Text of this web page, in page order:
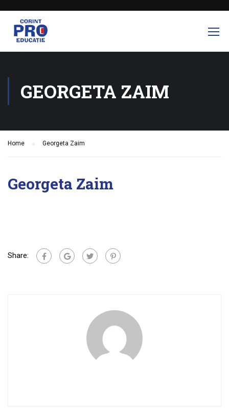
GEORGETA ZAIM
Home Georgeta Zaim
Georgeta Zaim
Share: